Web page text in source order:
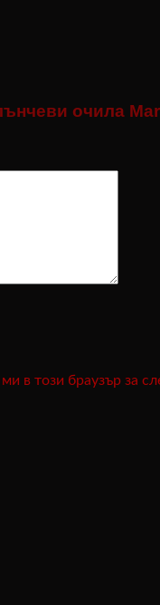
очила
в този браузър за